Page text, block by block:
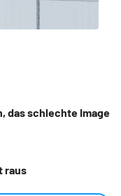
das schlechte Image
raus